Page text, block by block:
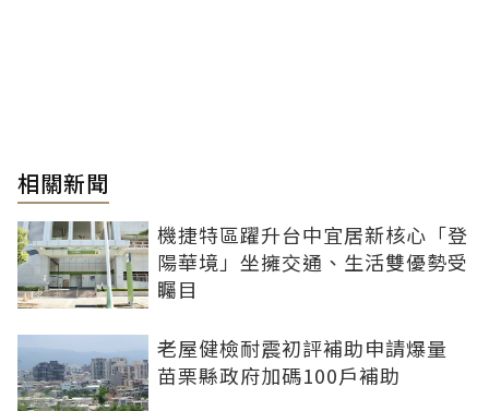
相關新聞
機捷特區躍升台中宜居新核心「登
陽華境」坐擁交通、生活雙優勢受
矚目
老屋健檢耐震初評補助申請爆量
苗栗縣政府加碼100戶補助